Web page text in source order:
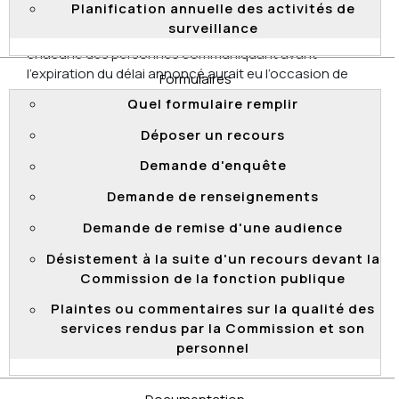
Planification annuelle des activités de
surveillance
Formulaires
Quel formulaire remplir
Déposer un recours
Demande d'enquête
Demande de renseignements
Demande de remise d'une audience
Désistement à la suite d'un recours devant la
Commission de la fonction publique
Plaintes ou commentaires sur la qualité des
services rendus par la Commission et son
personnel
message ne précisait pas de délai pour rappeler le
CSPQ, alors que cela aurait dû être le cas. Ainsi,
chacune des personnes communiquant avant
l’expiration du délai annoncé aurait eu l’occasion de
faire valoir sa candidature et non seulement les cinq
premières à avoir exprimé leur intérêt pour l’emploi.
Par souci de transparence, la Commission a
recommandé au CSPQ d’informer les candidats d’une
message est laissé sur une boîte vocale. Elle a
également recommandé au CSPQ, dans un souci
emplois, de fixer un délai afin de leur permettre de
manifester leur intérêt.
Le CSPQ a appliqué les deux recommandations de la
Commission.